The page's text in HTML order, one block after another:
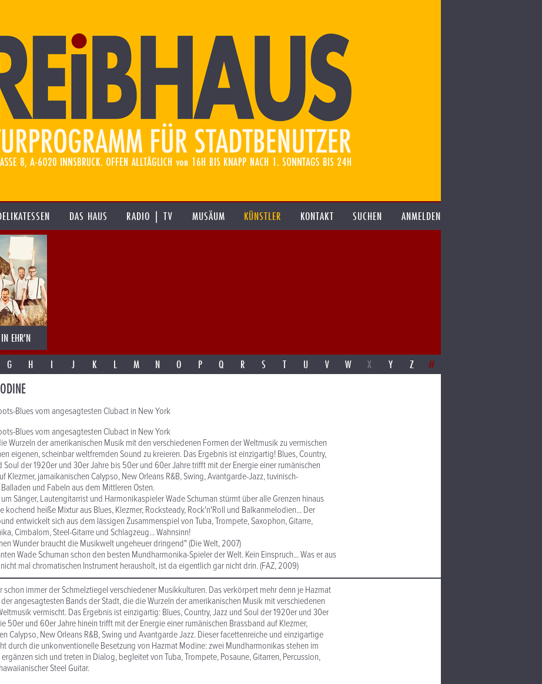
DAS HAUS RADIO | TV MUSÄUM KÜNSTLER KONTAKT SUCHEN ANMELDEN
EHR'N
G H I J K L M N O P Q R S T U V W X Y Z #
Blues vom angesagtesten Clubact in New York
Blues vom angesagtesten Clubact in New York
Wurzeln der amerikanischen Musik mit den verschiedenen Formen der Weltmusik zu vermischen
eigenen, scheinbar weltfremden Sound zu kreieren. Das Ergebnis ist einzigartig! Blues, Country,
Soul der 1920er und 30er Jahre bis 50er und 60er Jahre trifft mit der Energie einer rumänischen
Klezmer, jamaikanischen Calypso, New Orleans R&B, Swing, Avantgarde-Jazz, tuvinisch-
und Fabeln aus dem Mittleren Osten.
Sänger, Lautengitarrist und Harmonikaspieler Wade Schuman stürmt über alle Grenzen hinaus
kochend heiße Mixtur aus Blues, Klezmer, Rocksteady, Rock'n'Roll und Balkanmelodien... Der
entwickelt sich aus dem lässigen Zusammenspiel von Tuba, Trompete, Saxophon, Gitarre,
Cimbalom, Steel-Gitarre und Schlagzeug... Wahnsinn!
Wunder braucht die Musikwelt ungeheuer dringend" (Die Welt, 2007)
Wade Schuman schon den besten Mundharmonika-Spieler der Welt. Kein Einspruch... Was er aus
mal chromatischen Instrument herausholt, ist da eigentlich gar nicht drin. (FAZ, 2009)
schon immer der Schmelztiegel verschiedener Musikkulturen. Das verkörpert mehr denn je Hazmat
angesagtesten Bands der Stadt, die die Wurzeln der amerikanischen Musik mit verschiedenen
vermischt. Das Ergebnis ist einzigartig: Blues, Country, Jazz und Soul der 1920er und 30er
50er und 60er Jahre hinein trifft mit der Energie einer rumänischen Brassband auf Klezmer,
Calypso, New Orleans R&B, Swing und Avantgarde Jazz. Dieser facettenreiche und einzigartige
durch die unkonventionelle Besetzung von Hazmat Modine: zwei Mundharmonikas stehen im
sich und treten in Dialog, begleitet von Tuba, Trompete, Posaune, Gitarren, Percussion,
Steel Guitar.